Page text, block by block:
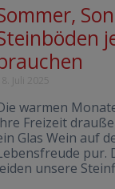
warmen
Freizeit
Glas Wein auf
pur.
unsere